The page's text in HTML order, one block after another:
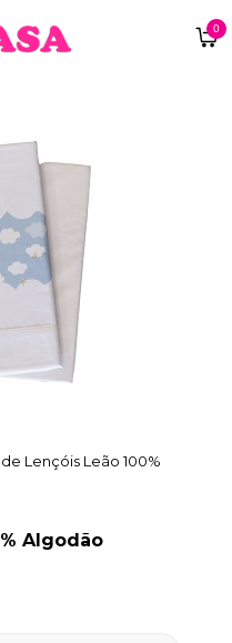
0
Envios
Lençóis Leão 100%
Algodão